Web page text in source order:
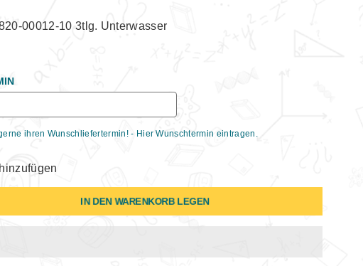
00012-10 3tlg. Unterwasser
ihren Wunschliefertermin! - Hier Wunschtermin eintragen.
IN DEN WARENKORB LEGEN